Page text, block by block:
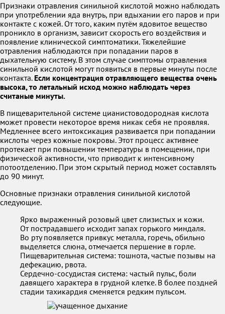
Признаки отравления синильной кислотой можно наблюдать
при употреблении яда внутрь, при вдыхании его паров и при
контакте с кожей. От того, каким путём ядовитое вещество
проникло в организм, зависит скорость его воздействия и
появление клинической симптоматики. Тяжелейшие
отравления наблюдаются при попадании паров в
дыхательную систему. В этом случае симптомы отравления
синильной кислотой могут появиться в первые минуты после
контакта. Если концентрация отравляющего вещества очень
высока, то летальный исход можно наблюдать через
считаные минуты.
В пищеварительной системе цианистоводородная кислота
может провести некоторое время никак себя не проявляя.
Медленнее всего интоксикация развивается при попадании
кислоты через кожные покровы. Этот процесс активнее
протекает при повышении температуры в помещении, при
физической активности, что приводит к интенсивному
потоотделению. При этом скрытый период может составлять
до 90 минут.
Основные признаки отравления синильной кислотой
следующие.
Ярко выраженный розовый цвет слизистых и кожи.
От пострадавшего исходит запах горького миндаля.
Во рту появляется привкус металла, горечь, обильно
выделяется слюна, отмечается першение в горле.
Пищеварительная система: тошнота, частые позывы на
дефекацию, рвота.
Сердечно-сосудистая система: частый пульс, боли
давящего характера в грудной клетке. В более поздней
стадии тахикардия сменяется редким пульсом.